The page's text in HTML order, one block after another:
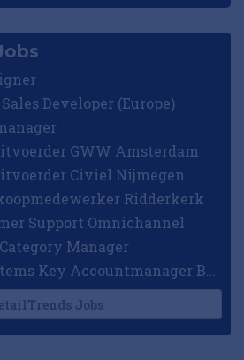
Developer (Europe)
GWW Amsterdam
Civiel Nijmegen
Ridderkerk
Support Omnichannel
Manager
Checkpoint Systems Key Accountmanager Benelux
Jobs